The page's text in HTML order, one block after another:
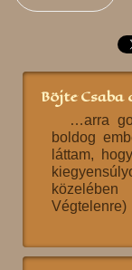
Böjte
…arra
boldog
láttam,
Végtelenre)